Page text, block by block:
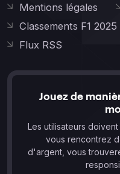
Mentions légales
Classements F1 2025
Flux RSS
Jouez de
Les utilisateurs
vous rencontrez
d'argent, vous